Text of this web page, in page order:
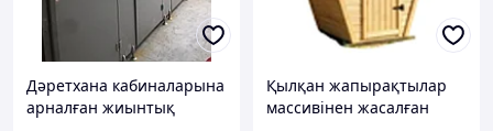
Дәретхана кабиналарына
арналған жиынтық
Қылқан жапырақтылар
массивінен жасалған